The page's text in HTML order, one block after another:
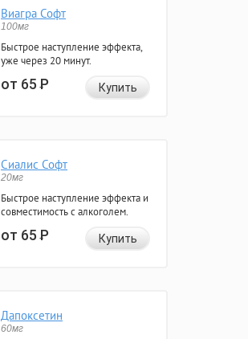
Виагра Софт
100мг
Быстрое наступление эффекта,
уже через 20 минут.
от 65Р Купить
Сиалис Софт
20мг
Быстрое наступление эффекта и
совместимость с алкоголем.
от 65Р Купить
Дапоксетин
60мг